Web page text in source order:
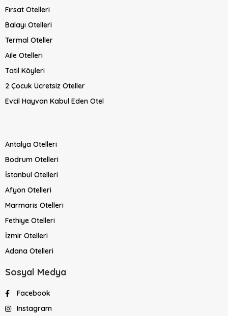
Fırsat Otelleri
Balayı Otelleri
Termal Oteller
Aile Otelleri
Tatil Köyleri
2 Çocuk Ücretsiz Oteller
Evcil Hayvan Kabul Eden Otel
Antalya Otelleri
Bodrum Otelleri
İstanbul Otelleri
Afyon Otelleri
Marmaris Otelleri
Fethiye Otelleri
İzmir Otelleri
Adana Otelleri
Sosyal Medya
Facebook
Instagram